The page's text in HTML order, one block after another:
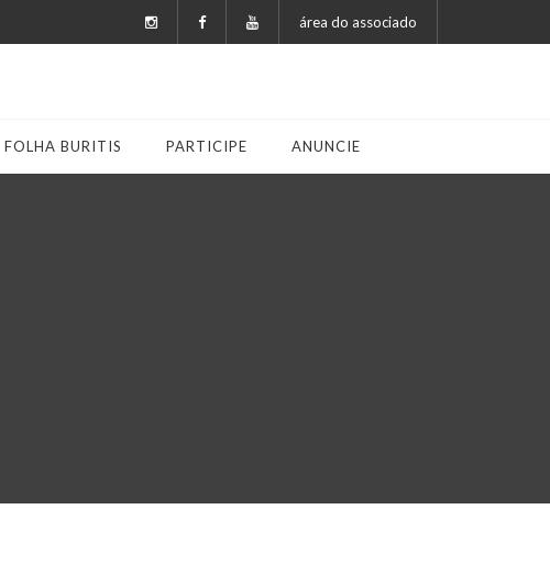
área do associado
FOLHA BURITIS PARTICIPE ANUNCIE